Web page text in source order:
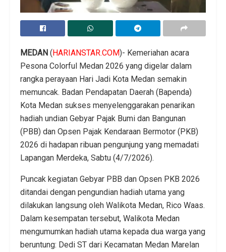
MEDAN (HARIANSTAR.COM)- Kemeriahan acara
Pesona Colorful Medan 2026 yang digelar dalam
rangka perayaan Hari Jadi Kota Medan semakin
memuncak. Badan Pendapatan Daerah (Bapenda)
Kota Medan sukses menyelenggarakan penarikan
hadiah undian Gebyar Pajak Bumi dan Bangunan
(PBB) dan Opsen Pajak Kendaraan Bermotor (PKB)
2026 di hadapan ribuan pengunjung yang memadati
Lapangan Merdeka, Sabtu (4/7/2026).
Puncak kegiatan Gebyar PBB dan Opsen PKB 2026
ditandai dengan pengundian hadiah utama yang
dilakukan langsung oleh Walikota Medan, Rico Waas.
Dalam kesempatan tersebut, Walikota Medan
mengumumkan hadiah utama kepada dua warga yang
beruntung: Dedi ST dari Kecamatan Medan Marelan